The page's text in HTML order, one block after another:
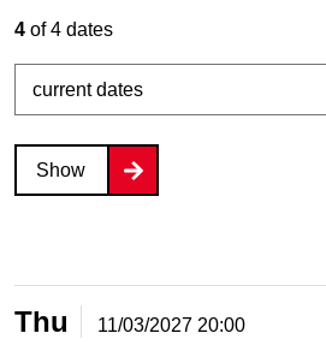
4 of 4 dates
Show
Thu 11/03/2027 20:00